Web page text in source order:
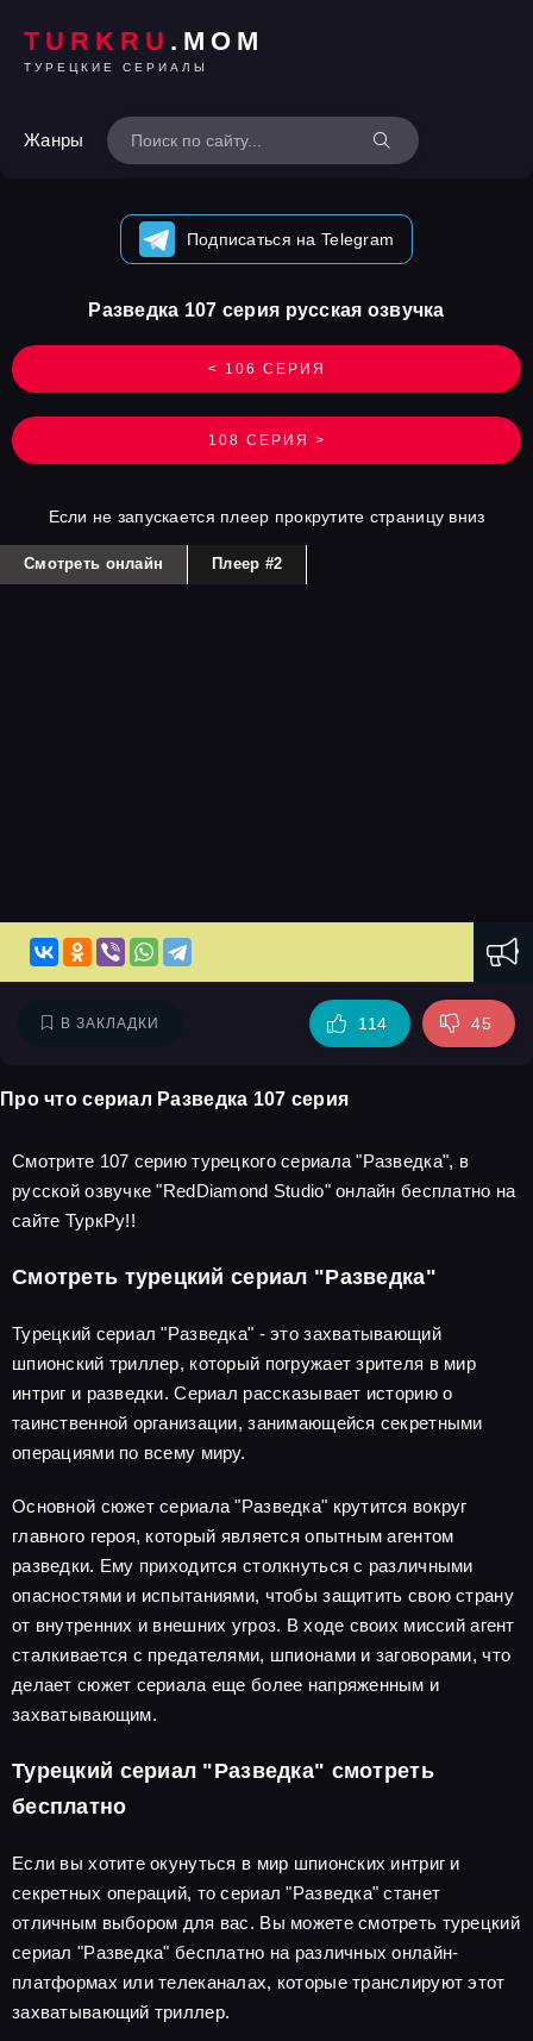
TURKRU .MOM
ТУРЕЦКИЕ СЕРИАЛЫ
Жанры
Подписаться на Telegram
< 106 СЕРИЯ
Разведка 107 серия русская озвучка
108 СЕРИЯ >
Если не запускается плеер прокрутите страницу вниз
Смотреть онлайн Плеер #2
В ЗАКЛАДКИ 114 45
Про что сериал Разведка 107 серия
Смотрите 107 серию турецкого сериала "Разведка", в
русской озвучке "RedDiamond Studio" онлайн бесплатно на
сайте ТуркРу!!
Смотреть турецкий сериал "Разведка"
Турецкий сериал "Разведка" - это захватывающий
шпионский триллер, который погружает зрителя в мир
интриг и разведки. Сериал рассказывает историю о
таинственной организации, занимающейся секретными
операциями по всему миру.
Основной сюжет сериала "Разведка" крутится вокруг
главного героя, который является опытным агентом
разведки. Ему приходится столкнуться с различными
опасностями и испытаниями, чтобы защитить свою страну
от внутренних и внешних угроз. В ходе своих миссий агент
сталкивается с предателями, шпионами и заговорами, что
делает сюжет сериала еще более напряженным и
захватывающим.
Турецкий сериал "Разведка" смотреть
бесплатно
Если вы хотите окунуться в мир шпионских интриг и
секретных операций, то сериал "Разведка" станет
отличным выбором для вас. Вы можете смотреть турецкий
сериал "Разведка" бесплатно на различных онлайн-
платформах или телеканалах, которые транслируют этот
захватывающий триллер.